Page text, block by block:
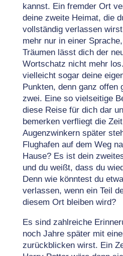
kannst. Ein fremder Ort
deine zweite Heimat, die
vollständig verlassen
mehr nur in einer
Träumen lässt dich der
Wortschatz nicht mehr
vielleicht sogar deine
Punkten, denn ganz offen
zwei. Eine so vielseitige
diese Reise für dich dar
bemerken verfliegt die
Augenzwinkern später
Flughafen auf dem Weg
Hause? Es ist dein
und du weißt, dass du
Denn wie könntest du
verlassen, wenn ein Teil
diesem Ort bleiben wird?
Es sind zahlreiche
noch Jahre später mit
zurückblicken wirst. Ein